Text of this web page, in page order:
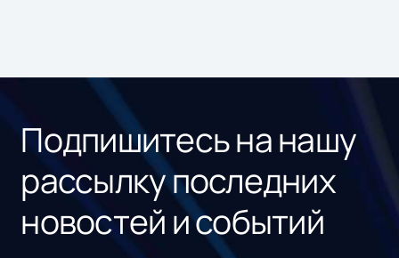
Подпишитесь на нашу
рассылку последних
новостей и событий